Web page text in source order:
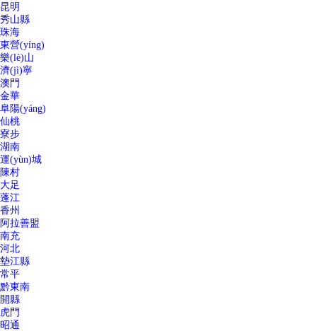
昆明
秀山縣
珠海
東營(yíng)
樂(lè)山
濟(jì)寧
澳門
金華
阜陽(yáng)
仙桃
寮步
湖南
運(yùn)城
陳村
大足
蓬江
香州
阿拉善盟
南充
河北
墊江縣
常平
黔東南
開縣
虎門
昭通